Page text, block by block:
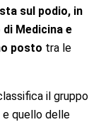
sul podio, in
Medicina e
posto tra le
il gruppo
e quello delle